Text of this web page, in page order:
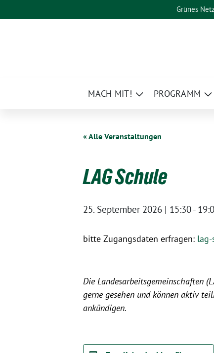
zum
Grünes Netz
MACH MIT!
Zeige
PROGRAMM
« Alle Veranstaltungen
LAG Schule
25. September 2026 | 15:30-
bitte Zugangsdaten erfragen:
Die Landesarbeitsgemeinschaften
gerne gesehen und können aktiv
ankündigen.